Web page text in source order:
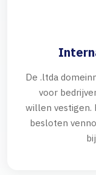
De .ltda
voor
willen vestigen.
besloten